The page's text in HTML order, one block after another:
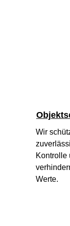
Wir
Kontrolle
Werte.